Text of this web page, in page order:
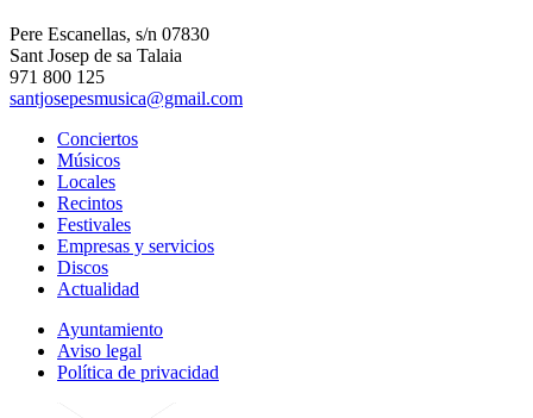
Pere Escanellas, s/n 07830
Sant Josep de sa Talaia
971 800 125
santjosepesmusica@gmail.com
Conciertos
Músicos
Locales
Recintos
Festivales
Empresas y servicios
Discos
Actualidad
Ayuntamiento
Aviso legal
Política de privacidad